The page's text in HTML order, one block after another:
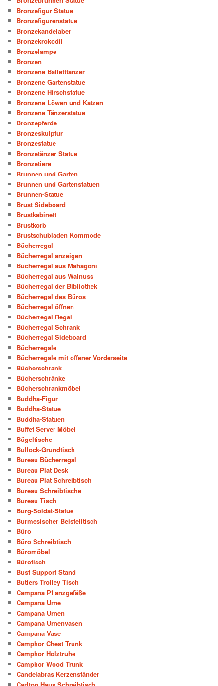
Bronzefigur Statue
Bronzefigurenstatue
Bronzekandelaber
Bronzekrokodil
Bronzelampe
Bronzen
Bronzene Balletttänzer
Bronzene Gartenstatue
Bronzene Hirschstatue
Bronzene Löwen und Katzen
Bronzene Tänzerstatue
Bronzepferde
Bronzeskulptur
Bronzestatue
Bronzetänzer Statue
Bronzetiere
Brunnen und Garten
Brunnen und Gartenstatuen
Brunnen-Statue
Brust Sideboard
Brustkabinett
Brustkorb
Brustschubladen Kommode
Bücherregal
Bücherregal anzeigen
Bücherregal aus Mahagoni
Bücherregal aus Walnuss
Bücherregal der Bibliothek
Bücherregal des Büros
Bücherregal öffnen
Bücherregal Regal
Bücherregal Schrank
Bücherregal Sideboard
Bücherregale
Bücherregale mit offener Vorderseite
Bücherschrank
Bücherschränke
Bücherschrankmöbel
Buddha-Figur
Buddha-Statue
Buddha-Statuen
Buffet Server Möbel
Bügeltische
Bullock-Grundtisch
Bureau Bücherregal
Bureau Plat Desk
Bureau Plat Schreibtisch
Bureau Schreibtische
Bureau Tisch
Burg-Soldat-Statue
Burmesischer Beistelltisch
Büro
Büro Schreibtisch
Büromöbel
Bürotisch
Bust Support Stand
Butlers Trolley Tisch
Campana Pflanzgefäße
Campana Urne
Campana Urnen
Campana Urnenvasen
Campana Vase
Camphor Chest Trunk
Camphor Holztruhe
Camphor Wood Trunk
Candelabras Kerzenständer